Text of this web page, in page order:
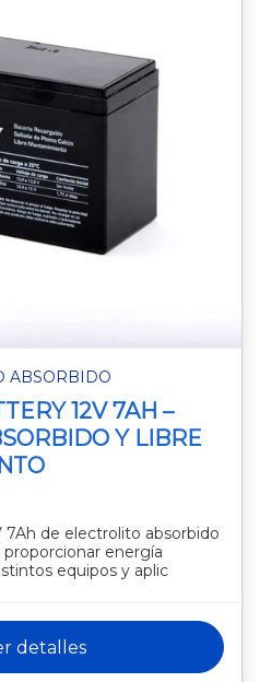
ABSORBIDO
12V 7AH –
Y LIBRE
7Ah de electrolito absorbido
proporcionar energía
equipos y aplic
detalles